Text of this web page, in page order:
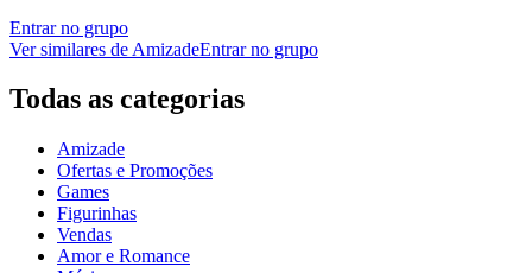
Entrar no grupo
Ver similares de AmizadeEntrar no grupo
Todas as categorias
Amizade
Ofertas e Promoções
Games
Figurinhas
Vendas
Amor e Romance